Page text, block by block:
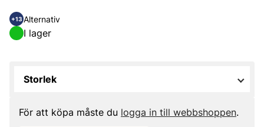
+13 Alternativ
I lager
Storlek
För att köpa måste du logga in till webbshoppen.